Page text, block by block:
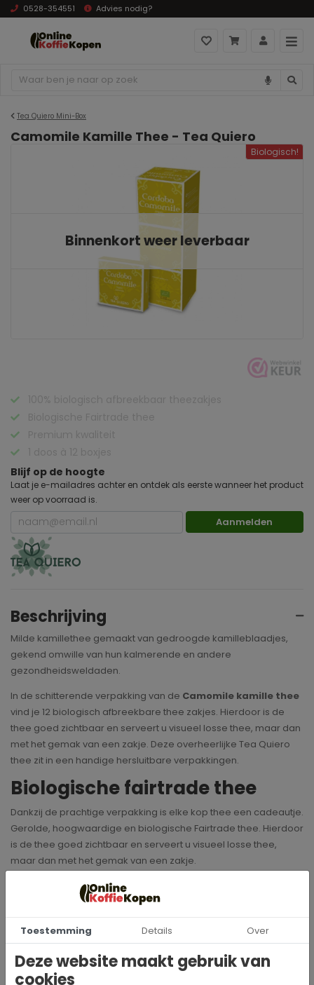
0528-354551 Advies nodig?
Tea Quiero Mini-Box
Camomile Kamille Thee - Tea Quiero
Biologisch!
Binnenkort weer leverbaar
Blijf op de hoogte
Laat je e-mailadres achter en ontdek als eerste wanneer het product
weer op voorraad is.
Aanmelden
Beschrijving
Milde kamillethee gemaakt van gedroogde kamilleblaadjes,
gekend omwille van hun kalmerende en andere
gezondheidsweldaden.
In de schitterende verpakking van de Camomile kamille thee
vind je 12 biologisch afbreekbare thee zakjes. Hierdoor is de
thee goed zichtbaar en serveert u visueel losse thee, maar dan
met het gemak van een zakje. Deze overheerlijke Tea Quiero
thee zit in een handige hersluitbare verpakkingen.
Biologische fairtrade thee
Dankzij de prachtige verpakking is elke kop thee een cadeautje.
Gerolde, hoogwaardige en biologische Fairtrade thee. Hierdoor
is de thee goed zichtbaar en serveert u visueel losse thee,
maar dan met het gemak van een zakje.
Artikelnummer TQBCordoba
Toestemming Details Over
Deze website maakt gebruik van
cookies